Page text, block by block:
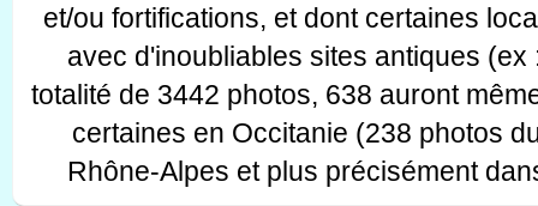
et/ou fortifications, et dont certaines
avec d'inoubliables sites antiques
totalité de 3442 photos, 638 auront
certaines en Occitanie (238 photos
Rhône-Alpes et plus précisément